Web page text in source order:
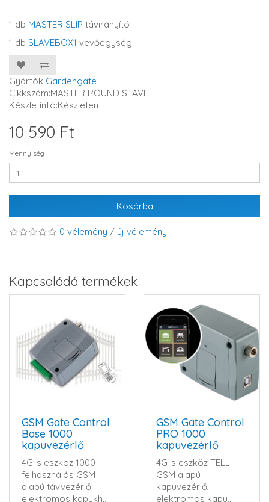
1 db MASTER SLIP távirányító
1 db SLAVEBOX1 vevőegység
Gyártók Gardengate
Cikkszám:MASTER ROUND SLAVE
Készletinfó:Készleten
10 590 Ft
Mennyiség
Kosárba
0 vélemény / új vélemény
Kapcsolódó termékek
GSM Gate Control
Base 1000
kapuvezérlő
4G-s eszköz 1000
felhasználós GSM
alapú távvezérlő
elektromos kapukhoz
GSM Gate Control
PRO 1000
kapuvezérlő
4G-s eszköz TELL
GSM alapú
kapuvezérlő,
elektromos kapu,